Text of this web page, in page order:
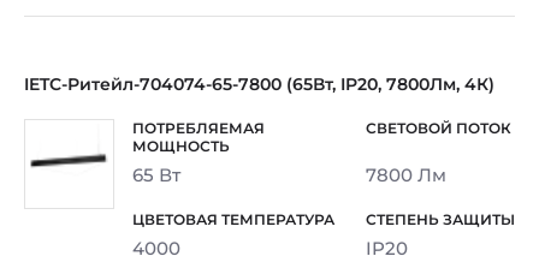
IETC-Ритейл-704074-65-7800 (65Вт, IP20, 7800Лм, 4К)
65 Вт 7800 Лм
4000 IP20